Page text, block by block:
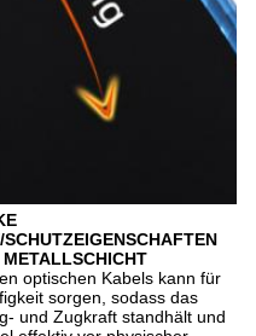
optischen Kabels kann für
sorgen, sodass das
und Zugkraft standhält und